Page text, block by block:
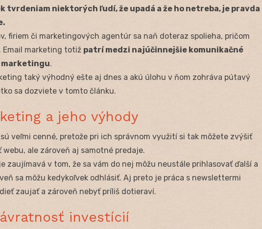
tvrdeniam niektorých ľudí, že upadá a že ho netreba, je pravda
firiem či marketingových agentúr sa naň doteraz spolieha, pričom
Email marketing totiž patrí medzi najúčinnejšie komunikačné
marketingu.
taký výhodný ešte aj dnes a akú úlohu v ňom zohráva pútavý
sa dozviete v tomto článku.
a jeho výhody
veľmi cenné, pretože pri ich správnom využití si tak môžete zvýšiť
ale zároveň aj samotné predaje.
zaujímavá v tom, že sa vám do nej môžu neustále prihlasovať ďalší a
sa môžu kedykoľvek odhlásiť. Aj preto je práca s newslettermi
zaujať a zároveň nebyť príliš dotieraví.
investícií